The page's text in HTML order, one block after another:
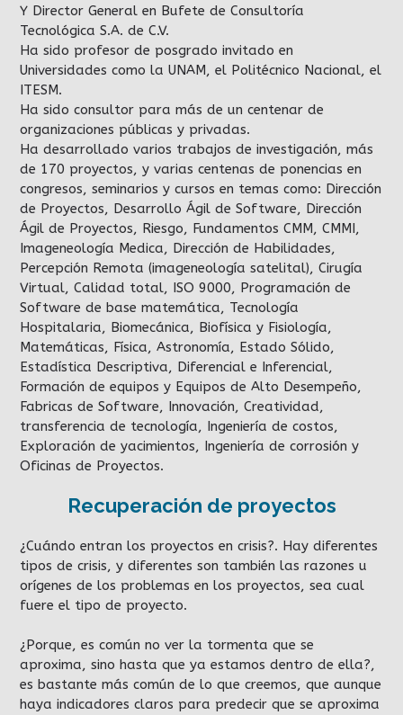
Y Director General en Bufete de Consultoría
Tecnológica S.A. de C.V.
Ha sido profesor de posgrado invitado en
Universidades como la UNAM, el Politécnico Nacional, el
ITESM.
Ha sido consultor para más de un centenar de
organizaciones públicas y privadas.
Ha desarrollado varios trabajos de investigación, más
de 170 proyectos, y varias centenas de ponencias en
congresos, seminarios y cursos en temas como: Dirección
de Proyectos, Desarrollo Ágil de Software, Dirección
Ágil de Proyectos, Riesgo, Fundamentos CMM, CMMI,
Imageneología Medica, Dirección de Habilidades,
Percepción Remota (imageneología satelital), Cirugía
Virtual, Calidad total, ISO 9000, Programación de
Software de base matemática, Tecnología
Hospitalaria, Biomecánica, Biofísica y Fisiología,
Matemáticas, Física, Astronomía, Estado Sólido,
Estadística Descriptiva, Diferencial e Inferencial,
Formación de equipos y Equipos de Alto Desempeño,
Fabricas de Software, Innovación, Creatividad,
transferencia de tecnología, Ingeniería de costos,
Exploración de yacimientos, Ingeniería de corrosión y
Oficinas de Proyectos.
Recuperación de proyectos
¿Cuándo entran los proyectos en crisis?. Hay diferentes
tipos de crisis, y diferentes son también las razones u
orígenes de los problemas en los proyectos, sea cual
fuere el tipo de proyecto.
¿Porque, es común no ver la tormenta que se
aproxima, sino hasta que ya estamos dentro de ella?,
es bastante más común de lo que creemos, que aunque
haya indicadores claros para predecir que se aproxima